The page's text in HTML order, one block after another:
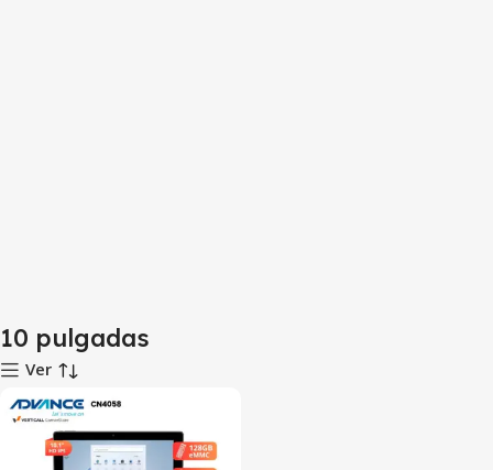
10 pulgadas
Ver